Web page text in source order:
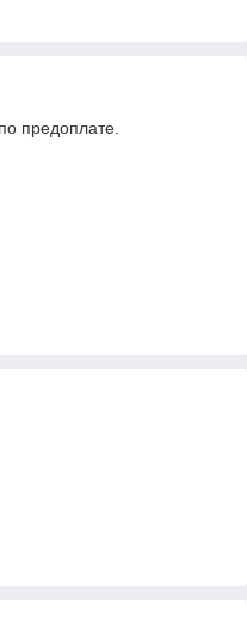
предоплате.